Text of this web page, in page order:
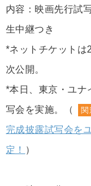
内容：映画先行試
生中継つき
*ネットチケットは
次公開。
*本日、東京・ユナ
写会を実施。（
関
完成披露試写会を
定！ ）